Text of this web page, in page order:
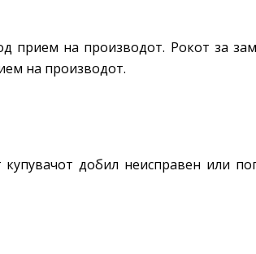
прием на производот. Рокот за
на производот.
добил неисправен или